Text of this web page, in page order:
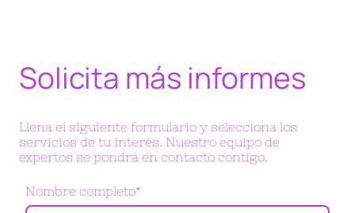
Solicita más informes
Llena el siguiente formulario y selecciona los
servicios de tu interés. Nuestro equipo de
expertos se pondrá en contacto contigo.
Nombre completo*